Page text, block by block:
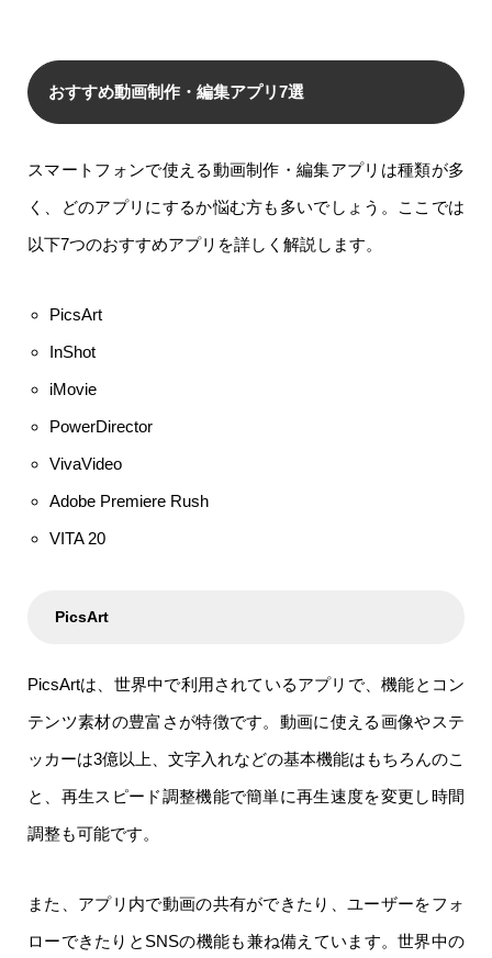
おすすめ動画制作・編集アプリ7選
スマートフォンで使える動画制作・編集アプリは種類が多
く、どのアプリにするか悩む方も多いでしょう。ここでは
以下7つのおすすめアプリを詳しく解説します。
PicsArt
InShot
iMovie
PowerDirector
VivaVideo
Adobe Premiere Rush
VITA 20
PicsArt
PicsArtは、世界中で利用されているアプリで、機能とコン
テンツ素材の豊富さが特徴です。動画に使える画像やステ
ッカーは3億以上、文字入れなどの基本機能はもちろんのこ
と、再生スピード調整機能で簡単に再生速度を変更し時間
調整も可能です。
また、アプリ内で動画の共有ができたり、ユーザーをフォ
ローできたりとSNSの機能も兼ね備えています。世界中の